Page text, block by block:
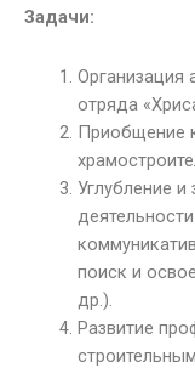
Задачи:
Организация
отряда
Приобщение
Углубление
поиск и
др.).
Развитие